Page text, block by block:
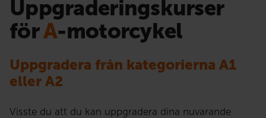
Uppgraderingskurser
förA-motorcykel
Uppgradera från kategorierna A1
eller A2
Visste du att du kan uppgradera dina nuvarande